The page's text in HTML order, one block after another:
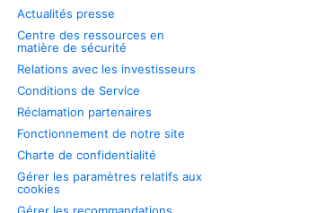
Actualités presse
Centre des ressources en
matière de sécurité
Relations avec les investisseurs
Conditions de Service
Réclamation partenaires
Fonctionnement de notre site
Charte de confidentialité
Gérer les paramètres relatifs aux
cookies